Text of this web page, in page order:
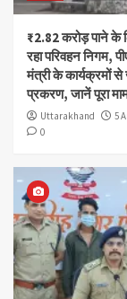
₹2.82 करोड़ पाने के
रहा परिवहन निगम,
मंत्री के कार्यक्रमों से
प्रकरण, जानें पूरा
Uttarakhand
5
0